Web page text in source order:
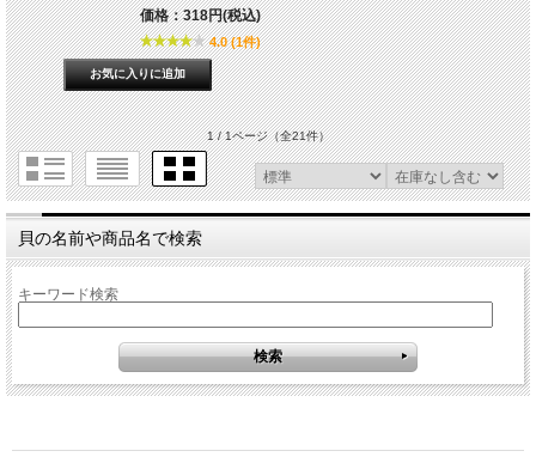
価格：318円(税込)
4.0 (1件)
1 / 1ページ（全21件）
貝の名前や商品名で検索
キーワード検索